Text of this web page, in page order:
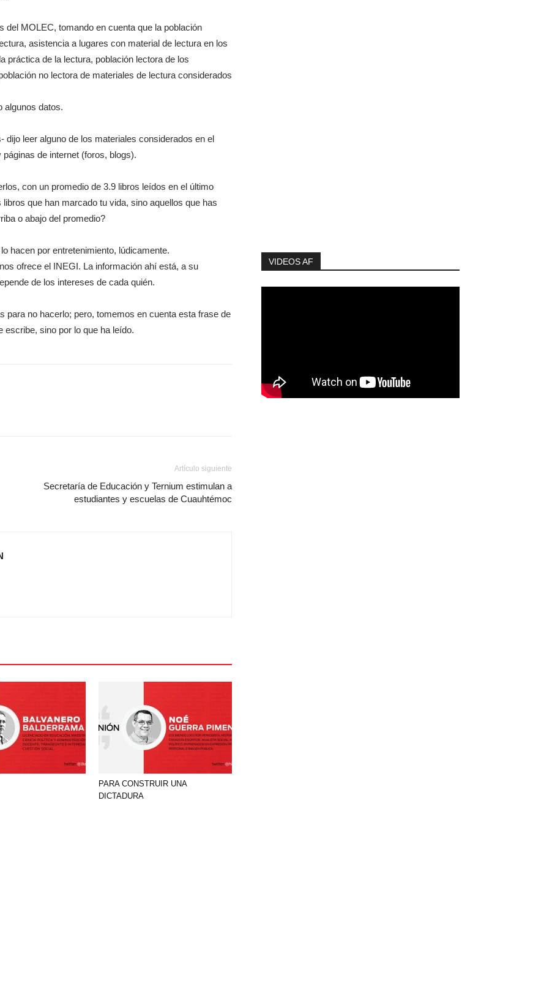
MOLEC, tomando en cuenta que la población
asistencia a lugares con material de lectura en los
práctica de la lectura, población lectora de los
no lectora de materiales de lectura considerados
algunos datos.
dijo leer alguno de los materiales considerados en el
de internet (foros, blogs).
con un promedio de 3.9 libros leídos en el último
que han marcado tu vida, sino aquellos que has
o abajo del promedio?
hacen por entretenimiento, lúdicamente.
ofrece el INEGI. La información ahí está, a su
de los intereses de cada quién.
para no hacerlo; pero, tomemos en cuenta esta frase de
escribe, sino por lo que ha leído.
Artículo siguiente
Secretaría de Educación y Ternium estimulan a
estudiantes y escuelas de Cuauhtémoc
PARA CONSTRUIR UNA
DICTADURA
VIDEOS AF